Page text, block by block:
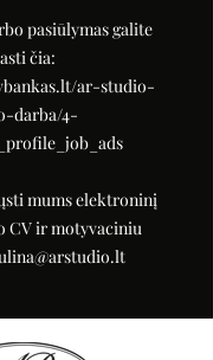
pasiūlymas galite
čia:
ar-studio-
darba/4-
​
mums elektroninį
CV ir motyvaciniu